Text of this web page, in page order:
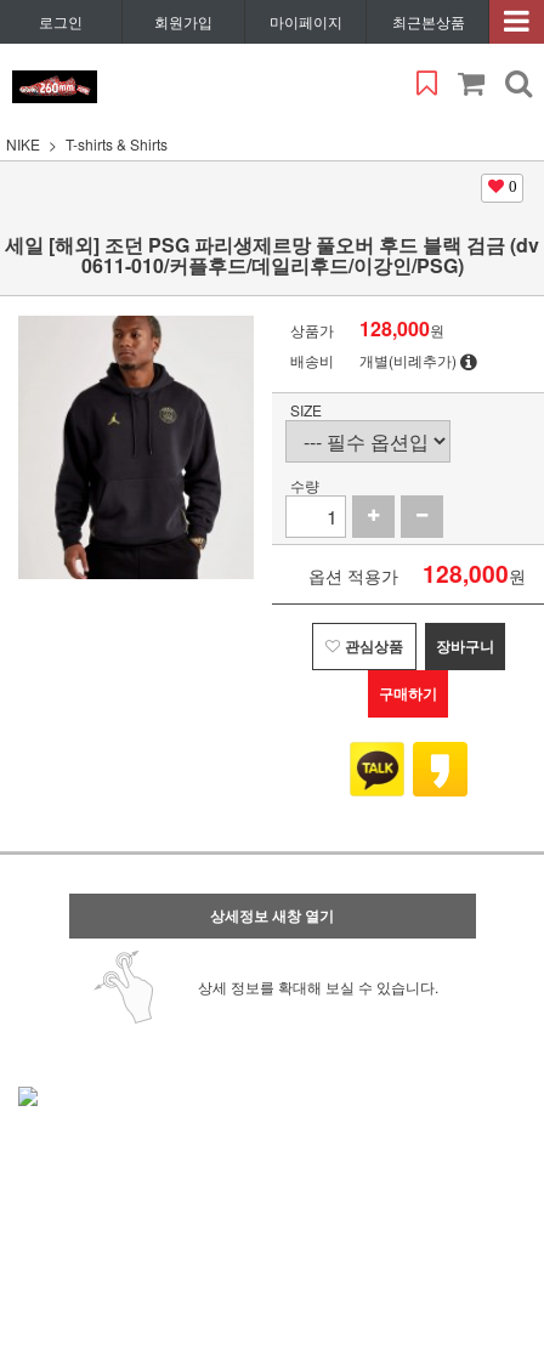
로그인 회원가입 마이페이지 최근본상품
NIKE T-shirts & Shirts
0
세일 [해외] 조던 PSG 파리생제르망 풀오버 후드 블랙 검금 (dv
0611-010/커플후드/데일리후드/이강인/PSG)
상품가 128,000원
배송비
개별(비례추가)
SIZE
수량
옵션 적용가 128,000원
관심상품 장바구니
구매하기
상세정보 새창 열기
상세 정보를 확대해 보실 수 있습니다.